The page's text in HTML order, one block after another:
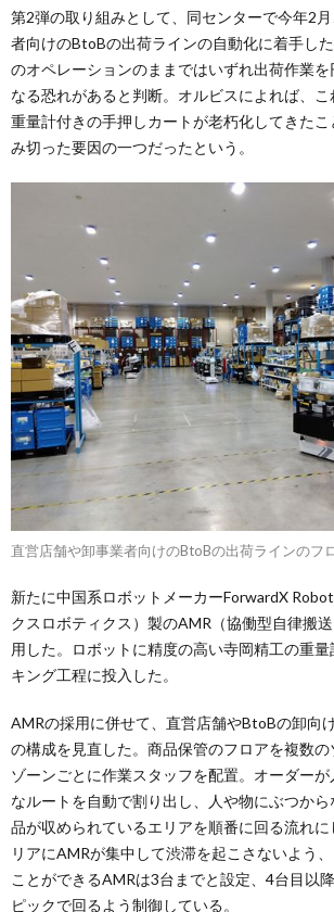
第2弾の取り組みとして、同センターで今年2
者向けのBtoBの出荷ラインの自動化に着手し
のオペレーションのままではいずれ出荷作業を
なる恐れがあると判断。オルビスによれば、
重量計付きの手押しカートが老朽化してきた
み切った要因の一つだったという。
直営店舗や卸事業者向けのBtoBの出荷ラインのフ
新たに中国系ロボットメーカーForwardX
クスロボティクス）製のAMR（協働型自律搬
用した。ロボットに精度の高い寺岡精工の重
キング工程に投入した。
AMRの採用に併せて、直営店舗やBtoBの卸向
の構成を見直した。商品保管のフロアを複数の
ゾーンごとに作業スタッフを配置。オーダー
なルートを自動で割り出し、人や物にぶつか
品が収められているエリアを順番に回る流れ
リアにAMRが集中して渋滞を起こさないよう
ことができるAMRは3台までと設定、4台目以
ピックで回るよう制御している。